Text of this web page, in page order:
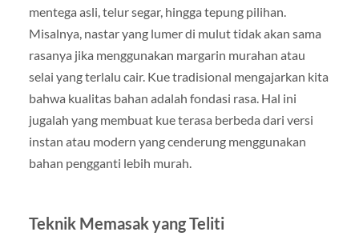
mentega asli, telur segar, hingga tepung pilihan.
Misalnya, nastar yang lumer di mulut tidak akan sama
rasanya jika menggunakan margarin murahan atau
selai yang terlalu cair. Kue tradisional mengajarkan kita
bahwa kualitas bahan adalah fondasi rasa. Hal ini
jugalah yang membuat kue terasa berbeda dari versi
instan atau modern yang cenderung menggunakan
bahan pengganti lebih murah.
Teknik Memasak yang Teliti